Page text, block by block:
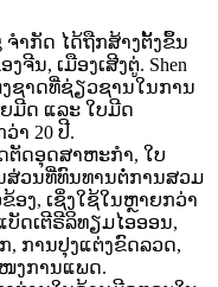
ຈຳກັດ ໄດ້ຖືກສ້າງຕັ້ງຂຶ້ນ
ຈີນ, ເມືອງເສີງຕູ່. Shen
ງຊາດທີ່ຊ່ຽວຊານໃນການ
ມີດ ແລະ ໃບມີດ
າ 20 ປີ.
ດອຸດສາຫະກໍາ, ໃບ
ສ່ວນທີ່ທົນທານຕໍ່ການສວມ
ອງ, ເຊິ່ງໃຊ້ໃນຫຼາຍກວ່າ
ບັດເຕີຣີລິທຽມໄອອອນ,
, ການປຸງແຕ່ງຂົດລວດ,
ງການແພດ.